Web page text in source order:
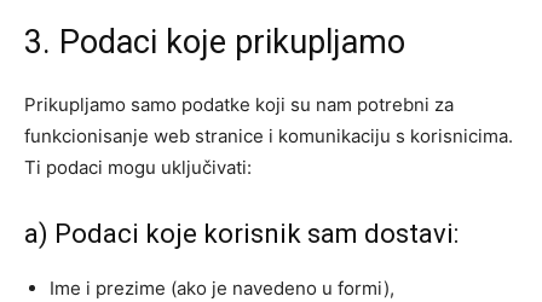
3. Podaci koje prikupljamo
Prikupljamo samo podatke koji su nam potrebni za
funkcionisanje web stranice i komunikaciju s korisnicima.
Ti podaci mogu uključivati:
a) Podaci koje korisnik sam dostavi:
Ime i prezime (ako je navedeno u formi),